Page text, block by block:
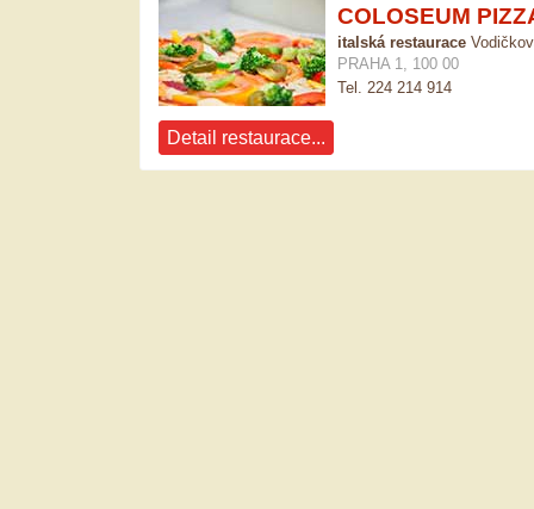
COLOSEUM
italská restaurace
PRAHA 1, 100 00
Tel. 224 214 914
Detail restaurace...